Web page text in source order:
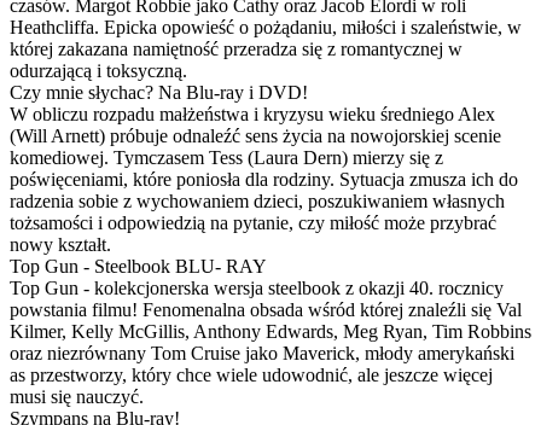
czasów. Margot Robbie jako Cathy oraz Jacob Elordi w roli
Heathcliffa. Epicka opowieść o pożądaniu, miłości i szaleństwie, w
której zakazana namiętność przeradza się z romantycznej w
odurzającą i toksyczną.
Czy mnie słychac? Na Blu-ray i DVD!
W obliczu rozpadu małżeństwa i kryzysu wieku średniego Alex
(Will Arnett) próbuje odnaleźć sens życia na nowojorskiej scenie
komediowej. Tymczasem Tess (Laura Dern) mierzy się z
poświęceniami, które poniosła dla rodziny. Sytuacja zmusza ich do
radzenia sobie z wychowaniem dzieci, poszukiwaniem własnych
tożsamości i odpowiedzią na pytanie, czy miłość może przybrać
nowy kształt.
Top Gun - Steelbook BLU- RAY
Top Gun - kolekcjonerska wersja steelbook z okazji 40. rocznicy
powstania filmu! Fenomenalna obsada wśród której znaleźli się Val
Kilmer, Kelly McGillis, Anthony Edwards, Meg Ryan, Tim Robbins
oraz niezrównany Tom Cruise jako Maverick, młody amerykański
as przestworzy, który chce wiele udowodnić, ale jeszcze więcej
musi się nauczyć.
Szympans na Blu-ray!